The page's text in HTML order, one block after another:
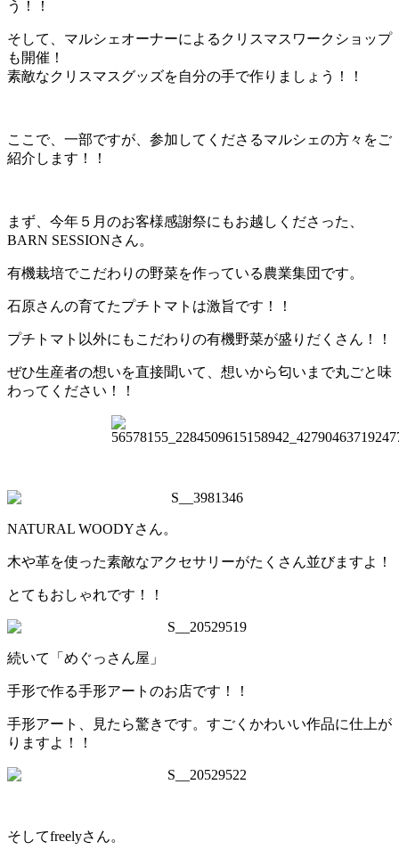
う！！
そして、マルシェオーナーによるクリスマスワークショップ
も開催！
素敵なクリスマスグッズを自分の手で作りましょう！！
ここで、一部ですが、参加してくださるマルシェの方々をご
紹介します！！
まず、今年５月のお客様感謝祭にもお越しくださった、
BARN SESSIONさん。
有機栽培でこだわりの野菜を作っている農業集団です。
石原さんの育てたプチトマトは激旨です！！
プチトマト以外にもこだわりの有機野菜が盛りだくさん！！
ぜひ生産者の想いを直接聞いて、想いから匂いまで丸ごと味
わってください！！
NATURAL WOODYさん。
木や革を使った素敵なアクセサリーがたくさん並びますよ！
とてもおしゃれです！！
続いて「めぐっさん屋」
手形で作る手形アートのお店です！！
手形アート、見たら驚きです。すごくかわいい作品に仕上が
りますよ！！
そしてfreelyさん。